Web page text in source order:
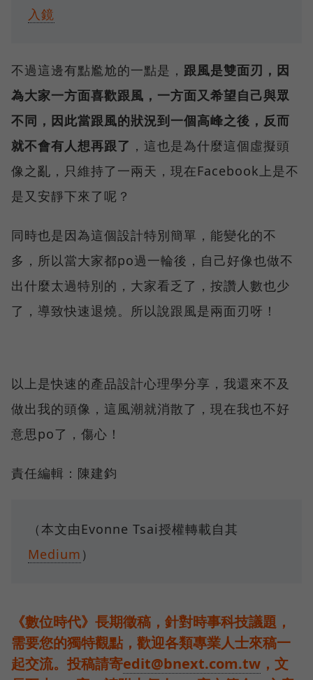
入鏡
不過這邊有點尷尬的一點是， 跟風是雙面刃，因
為大家一方面喜歡跟風，一方面又希望自己與眾
不同，因此當跟風的狀況到一個高峰之後，反而
就不會有人想再跟了 ，這也是為什麼這個虛擬頭
像之亂，只維持了一兩天，現在Facebook上是不
是又安靜下來了呢？
同時也是因為這個設計特別簡單，能變化的不
多，所以當大家都po過一輪後，自己好像也做不
出什麼太過特別的，大家看乏了，按讚人數也少
了，導致快速退燒。所以說跟風是兩面刃呀！
以上是快速的產品設計心理學分享，我還來不及
做出我的頭像，這風潮就消散了，現在我也不好
意思po了，傷心！
責任編輯：陳建鈞
（本文由Evonne Tsai授權轉載自其
Medium ）
《數位時代》長期徵稿，針對時事科技議題，
需要您的獨特觀點，歡迎各類專業人士來稿一
起交流。投稿請寄edit@bnext.com.tw ，文